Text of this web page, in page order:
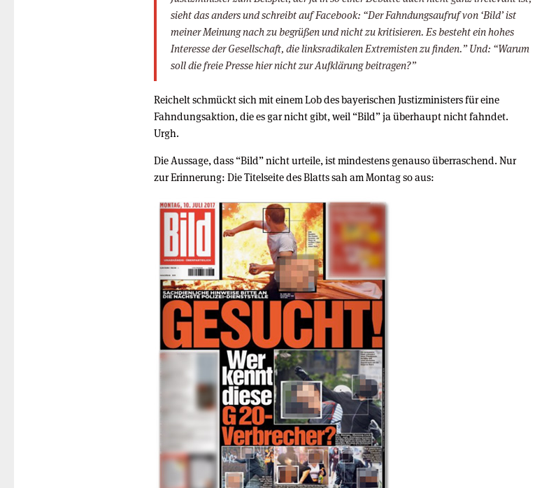
sieht das anders und schreibt auf Facebook: “Der Fahndungsaufruf von ‘Bild’ ist
meiner Meinung nach zu begrüßen und nicht zu kritisieren. Es besteht ein hohes
Interesse der Gesellschaft, die linksradikalen Extremisten zu finden.” Und: “Warum
soll die freie Presse hier nicht zur Aufklärung beitragen?”
Reichelt schmückt sich mit einem Lob des bayerischen Justizministers für eine
Fahndungsaktion, die es gar nicht gibt, weil “Bild” ja überhaupt nicht fahndet.
Urgh.
Die Aussage, dass “Bild” nicht urteile, ist mindestens genauso überraschend. Nur
zur Erinnerung: Die Titelseite des Blatts sah am Montag so aus: